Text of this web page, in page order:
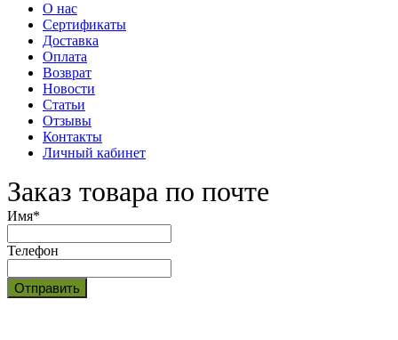
О нас
Сертификаты
Доставка
Оплата
Возврат
Новости
Статьи
Отзывы
Контакты
Личный кабинет
Заказ товара по почте
Имя*
Телефон
Отправить